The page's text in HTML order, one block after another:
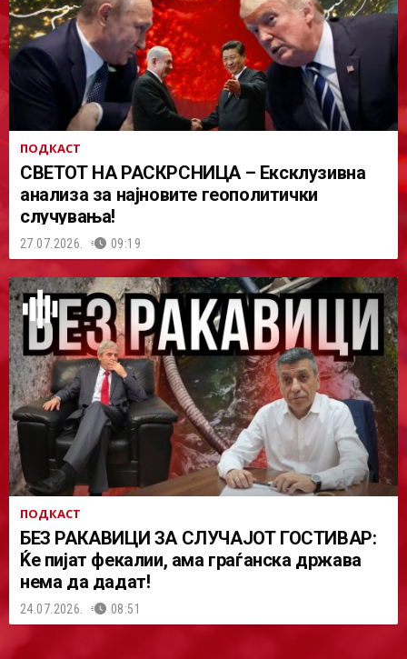
ПОДКАСТ
СВЕТОТ НА РАСКРСНИЦА – Ексклузивна
анализа за најновите геополитички
случувања!
27.07.2026. 09:19
ПОДКАСТ
БЕЗ РАКАВИЦИ ЗА СЛУЧАЈОТ ГОСТИВАР:
Ќе пијат фекалии, ама граѓанска држава
нема да дадат!
24.07.2026. 08:51